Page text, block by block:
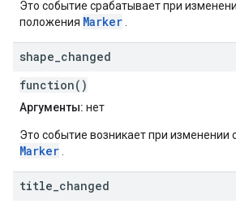
Это событие срабатывает при
положения Marker
shape changed
function()
Аргументы: нет
Это событие возникает при изменении
Marker
title changed